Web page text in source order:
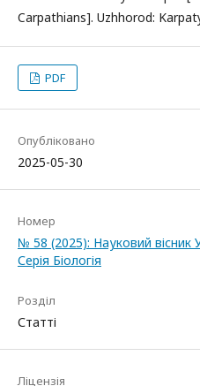
Carpathians]. Uzhhorod:
PDF
Опубліковано
2025-05-30
Номер
№ 58 (2025): Науковий вісник
Серія Біологія
Розділ
Статті
Ліцензія